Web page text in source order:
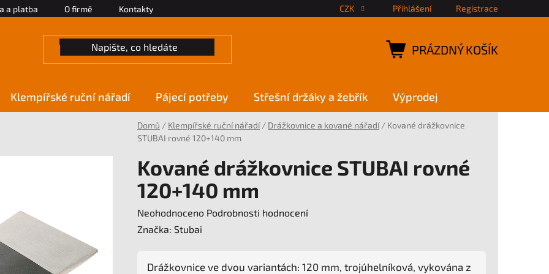
a platba O firmě Kontakty CZK Přihlášení Registrace
NÁKUPNÍ
KOŠÍK
PRÁZDNÝ KOŠÍK
Klempířské ruční nářadí Pájecí potřeby Střešní držáky a žebřík Výprodej
Domů / Klempířské ruční nářadí / Drážkovnice a kované nářadí / Kované drážkovnice
STUBAI rovné 120+140 mm
Kované drážkovnice STUBAI rovné
120+140 mm
Průměrné
hodnocení
Neohodnoceno Podrobnosti hodnocení
Značka: Stubai
Drážkovnice ve dvou variantách: 120 mm, trojúhelníková, vykována z